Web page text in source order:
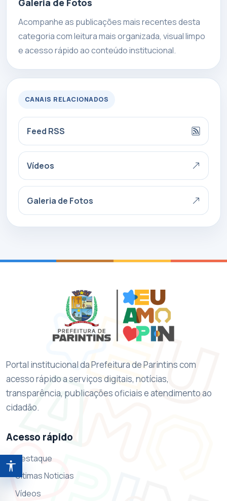
Abrir ferramentas de acessibilidade
Galeria de Fotos
Acompanhe as publicações mais recentes desta
categoria com leitura mais organizada, visual limpo
e acesso rápido ao conteúdo institucional.
CANAIS RELACIONADOS
Feed RSS
Vídeos
Galeria de Fotos
Portal institucional da Prefeitura de Parintins com
acesso rápido a serviços digitais, notícias,
transparência, publicações oficiais e atendimento ao
cidadão.
Acesso rápido
Destaque
Ultimas Noticias
Vídeos